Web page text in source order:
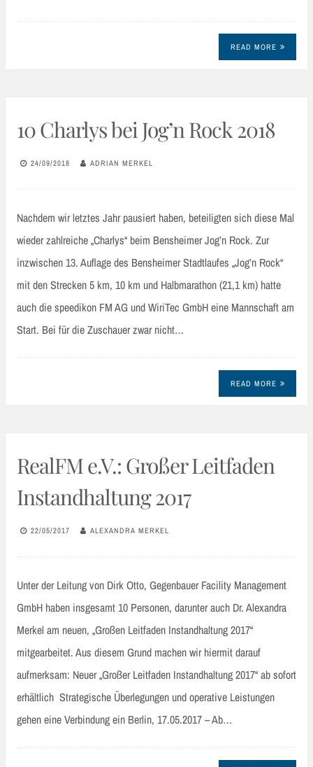
READ MORE
10 Charlys bei Jog’n Rock 2018
24/09/2018 ADRIAN MERKEL
Nachdem wir letztes Jahr pausiert haben, beteiligten sich diese Mal
wieder zahlreiche „Charlys“ beim Bensheimer Jog’n Rock. Zur
inzwischen 13. Auflage des Bensheimer Stadtlaufes „Jog’n Rock“
mit den Strecken 5 km, 10 km und Halbmarathon (21,1 km) hatte
auch die speedikon FM AG und WiriTec GmbH eine Mannschaft am
Start. Bei für die Zuschauer zwar nicht…
READ MORE
RealFM e.V.: Großer Leitfaden
Instandhaltung 2017
22/05/2017 ALEXANDRA MERKEL
Unter der Leitung von Dirk Otto, Gegenbauer Facility Management
GmbH haben insgesamt 10 Personen, darunter auch Dr. Alexandra
Merkel am neuen, „Großen Leitfaden Instandhaltung 2017“
mitgearbeitet. Aus diesem Grund machen wir hiermit darauf
aufmerksam: Neuer „Großer Leitfaden Instandhaltung 2017“ ab sofort
erhältlich Strategische Überlegungen und operative Leistungen
gehen eine Verbindung ein Berlin, 17.05.2017 – Ab…